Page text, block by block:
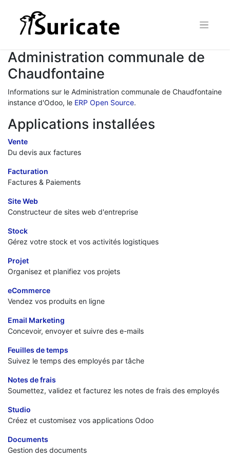
Administration communale de
Chaudfontaine
Informations sur le Administration communale de Chaudfontaine
instance d'Odoo, le ERP Open Source.
Applications installées
Vente
Du devis aux factures
Facturation
Factures & Paiements
Site Web
Constructeur de sites web d'entreprise
Stock
Gérez votre stock et vos activités logistiques
Projet
Organisez et planifiez vos projets
eCommerce
Vendez vos produits en ligne
Email Marketing
Concevoir, envoyer et suivre des e-mails
Feuilles de temps
Suivez le temps des employés par tâche
Notes de frais
Soumettez, validez et facturez les notes de frais des employés
Studio
Créez et customisez vos applications Odoo
Documents
Gestion des documents